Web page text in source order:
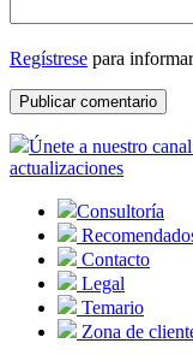
Regístrese para
Únete a nuestro
actualizaciones
Consultoría
Contacto
Legal
Temario
Zona de